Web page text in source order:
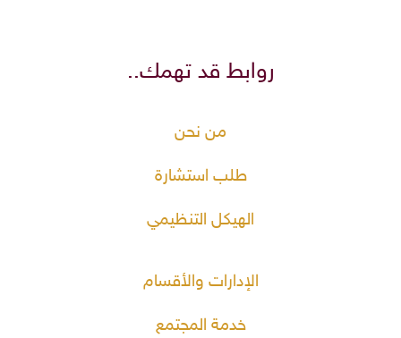
روابط قد تهمك..
من نحن
طلب استشارة
الهيكل التنظيمي
الإدارات والأقسام
خدمة المجتمع